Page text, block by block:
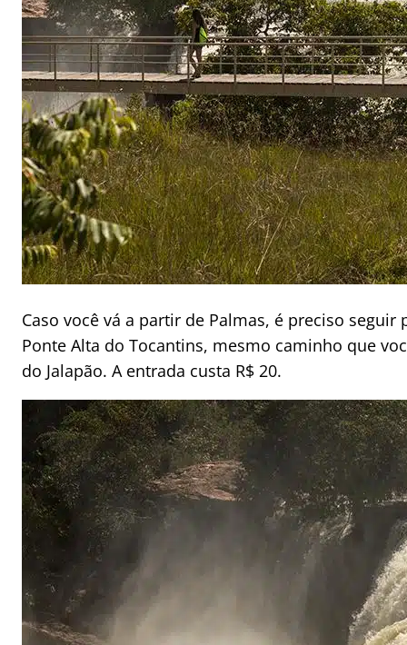
Caso você vá a partir de Palmas, é preciso seguir
Ponte Alta do Tocantins, mesmo caminho que
do Jalapão. A entrada custa R$ 20.